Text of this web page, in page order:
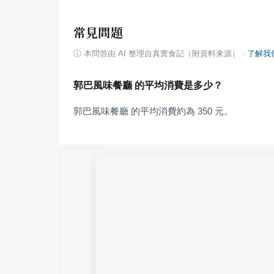
常見問題
ⓘ 本問答由 AI 整理自真實食記（附資料來源） · 了解我
郭巴風味餐廳 的平均消費是多少？
郭巴風味餐廳 的平均消費約為 350 元。